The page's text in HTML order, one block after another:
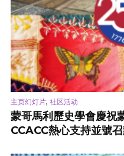
主页幻灯片, 社区活动
蒙哥馬利歷史學會慶
CCACC熱心支持並號